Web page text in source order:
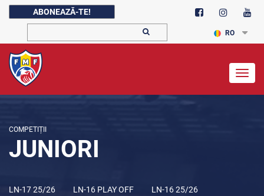
ABONEAZĂ-TE!
RO
COMPETIȚII
JUNIORI
LN-17 25/26 LN-16 PLAY OFF LN-16 25/26